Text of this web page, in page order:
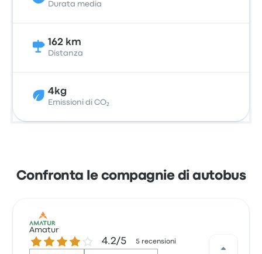
Durata media
162 km
Distanza
4kg
Emissioni di CO₂
Confronta le compagnie di autobus
Amatur
4.2 su 5 stelle 4.2/5 5 recensioni